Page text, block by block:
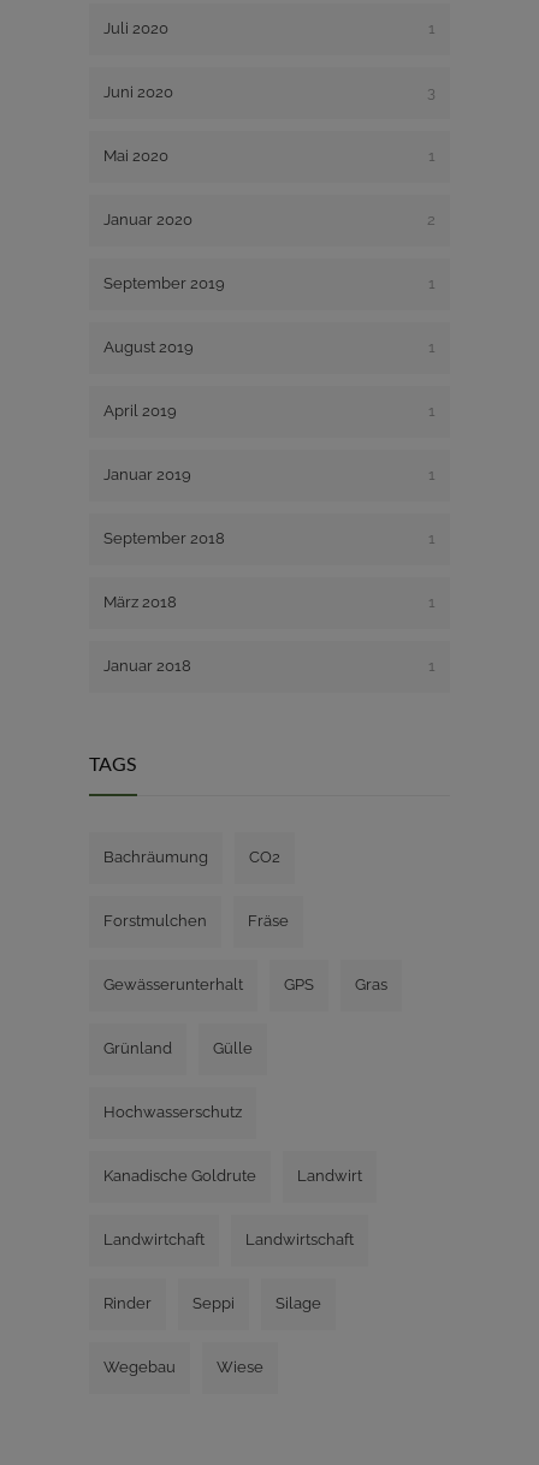
Juli 2020 1
Juni 2020 3
Mai 2020 1
Januar 2020 2
September 2019 1
August 2019 1
April 2019 1
Januar 2019 1
September 2018 1
März 2018 1
Januar 2018 1
TAGS
Bachräumung CO2
Forstmulchen Fräse
Gewässerunterhalt GPS Gras
Grünland Gülle
Hochwasserschutz
Kanadische Goldrute Landwirt
Landwirtchaft Landwirtschaft
Rinder Seppi Silage
Wegebau Wiese